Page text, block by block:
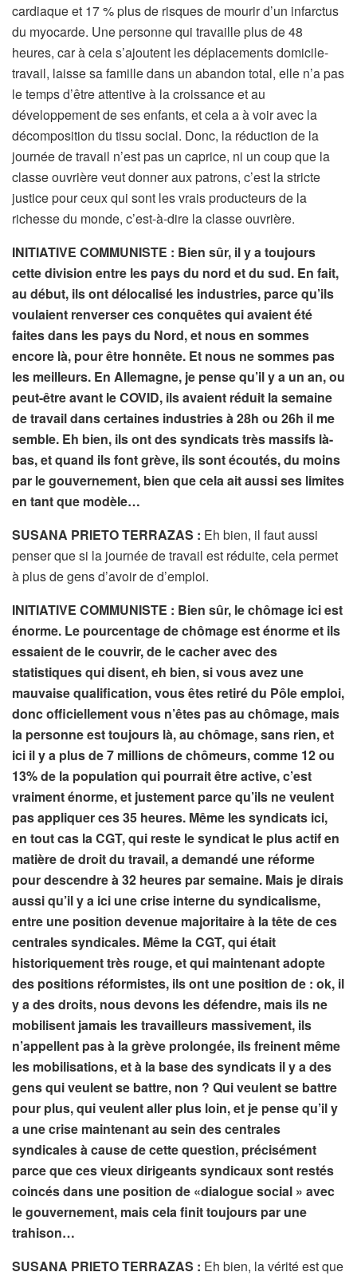
cardiaque et 17 % plus de risques de mourir d’un infarctus
du myocarde. Une personne qui travaille plus de 48
heures, car à cela s’ajoutent les déplacements domicile-
travail, laisse sa famille dans un abandon total, elle n’a pas
le temps d’être attentive à la croissance et au
développement de ses enfants, et cela a à voir avec la
décomposition du tissu social. Donc, la réduction de la
journée de travail n’est pas un caprice, ni un coup que la
classe ouvrière veut donner aux patrons, c’est la stricte
justice pour ceux qui sont les vrais producteurs de la
richesse du monde, c’est-à-dire la classe ouvrière.
INITIATIVE COMMUNISTE : Bien sûr, il y a toujours
cette division entre les pays du nord et du sud. En fait,
au début, ils ont délocalisé les industries, parce qu’ils
voulaient renverser ces conquêtes qui avaient été
faites dans les pays du Nord, et nous en sommes
encore là, pour être honnête. Et nous ne sommes pas
les meilleurs. En Allemagne, je pense qu’il y a un an, ou
peut-être avant le COVID, ils avaient réduit la semaine
de travail dans certaines industries à 28h ou 26h il me
semble. Eh bien, ils ont des syndicats très massifs là-
bas, et quand ils font grève, ils sont écoutés, du moins
par le gouvernement, bien que cela ait aussi ses limites
en tant que modèle…
SUSANA PRIETO TERRAZAS : Eh bien, il faut aussi
penser que si la journée de travail est réduite, cela permet
à plus de gens d’avoir de d’emploi.
INITIATIVE COMMUNISTE : Bien sûr, le chômage ici est
énorme. Le pourcentage de chômage est énorme et ils
essaient de le couvrir, de le cacher avec des
statistiques qui disent, eh bien, si vous avez une
mauvaise qualification, vous êtes retiré du Pôle emploi,
donc officiellement vous n’êtes pas au chômage, mais
la personne est toujours là, au chômage, sans rien, et
ici il y a plus de 7 millions de chômeurs, comme 12 ou
13% de la population qui pourrait être active, c’est
vraiment énorme, et justement parce qu’ils ne veulent
pas appliquer ces 35 heures. Même les syndicats ici,
en tout cas la CGT, qui reste le syndicat le plus actif en
matière de droit du travail, a demandé une réforme
pour descendre à 32 heures par semaine. Mais je dirais
aussi qu’il y a ici une crise interne du syndicalisme,
entre une position devenue majoritaire à la tête de ces
centrales syndicales. Même la CGT, qui était
historiquement très rouge, et qui maintenant adopte
des positions réformistes, ils ont une position de : ok, il
y a des droits, nous devons les défendre, mais ils ne
mobilisent jamais les travailleurs massivement, ils
n’appellent pas à la grève prolongée, ils freinent même
les mobilisations, et à la base des syndicats il y a des
gens qui veulent se battre, non ? Qui veulent se battre
pour plus, qui veulent aller plus loin, et je pense qu’il y
a une crise maintenant au sein des centrales
syndicales à cause de cette question, précisément
parce que ces vieux dirigeants syndicaux sont restés
coincés dans une position de «dialogue social » avec
le gouvernement, mais cela finit toujours par une
trahison…
SUSANA PRIETO TERRAZAS : Eh bien, la vérité est que